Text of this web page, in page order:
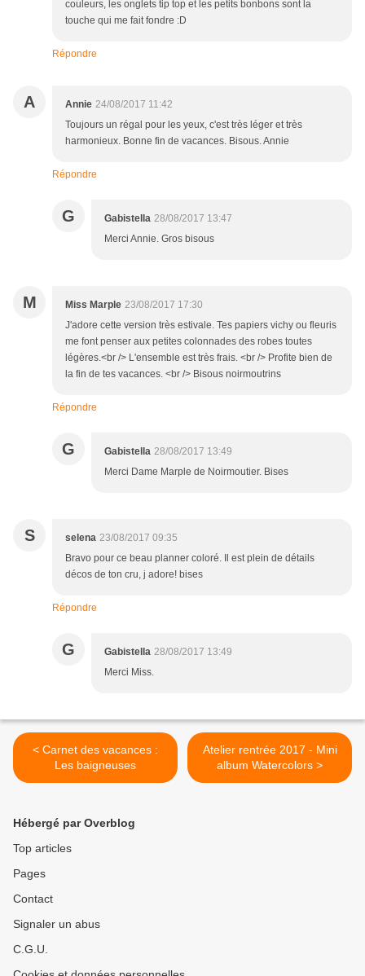
couleurs, les onglets tip top et les petits bonbons sont la
touche qui me fait fondre :D
Répondre
A Annie 24/08/2017 11:42
Toujours un régal pour les yeux, c'est très léger et très
harmonieux. Bonne fin de vacances. Bisous. Annie
Répondre
G Gabistella 28/08/2017 13:47
Merci Annie. Gros bisous
M Miss Marple 23/08/2017 17:30
J'adore cette version très estivale. Tes papiers vichy ou fleuris
me font penser aux petites colonnades des robes toutes
légères.<br /> L'ensemble est très frais. <br /> Profite bien de
la fin de tes vacances. <br /> Bisous noirmoutrins
Répondre
G Gabistella 28/08/2017 13:49
Merci Dame Marple de Noirmoutier. Bises
S selena 23/08/2017 09:35
Bravo pour ce beau planner coloré. Il est plein de détails
décos de ton cru, j adore! bises
Répondre
G Gabistella 28/08/2017 13:49
Merci Miss.
< Carnet des vacances :
Les baigneuses
Atelier rentrée 2017 - Mini
album Watercolors >
Hébergé par Overblog
Top articles
Pages
Contact
Signaler un abus
C.G.U.